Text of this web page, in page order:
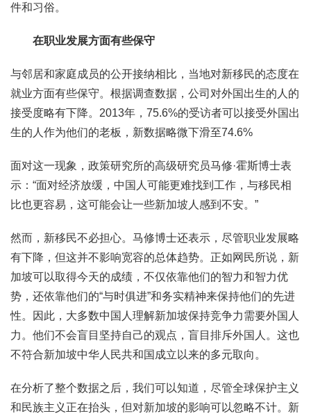
件和习俗。
在职业发展方面有些保守
与邻居和家庭成员的公开接纳相比，当地对新移民的态度在
就业方面有些保守。根据调查数据，公司对外国出生的人的
接受度略有下降。2013年，75.6%的受访者可以接受外国出
生的人作为他们的老板，新数据略微下滑至74.6%
面对这一现象，政策研究所的高级研究员马修·霍斯博士表
示：“面对经济放缓，中国人可能更难找到工作，与移民相
比也更容易，这可能会让一些新加坡人感到不安。”
然而，新移民不必担心。马修博士还表示，尽管职业发展略
有下降，但这并不影响宽容的总体趋势。正如网民所说，新
加坡可以取得今天的成绩，不仅依靠他们的智力和智力优
势，还依靠他们的“与时俱进”和务实精神来保持他们的先进
性。因此，大多数中国人理解新加坡保持竞争力需要外国人
力。他们不会盲目坚持自己的观点，盲目排斥外国人。这也
不符合新加坡中华人民共和国成立以来的多元取向。
在分析了整个数据之后，我们可以知道，尽管全球保护主义
和民族主义正在抬头，但对新加坡的影响可以忽略不计。新